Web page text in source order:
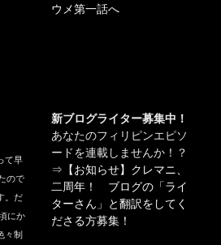
ウメ第一話へ
て早
ので
。だ
にか
々制
新ブログライター募集中！
あなたのフィリピンエピソ
ードを連載しませんか！？
⇒ 【お知らせ】クレマニ、
二周年！ ブログの「ライ
ターさん」と翻訳をしてく
ださる方募集！